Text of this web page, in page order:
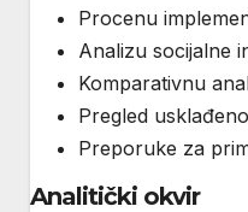
Procenu
Analizu socijalne
Komparativnu
Pregled
Preporuke za
Analitički okvir